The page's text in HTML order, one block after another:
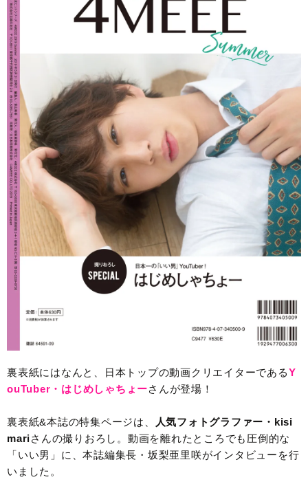
裏表紙にはなんと、日本トップの動画クリエイターであるY
ouTuber・はじめしゃちょーさんが登場！
裏表紙&本誌の特集ページは、
人気フォトグラファー・kisi
mariさんの撮りおろし。動画を離れたところでも圧倒的な
「いい男」に、本誌編集長・坂梨亜里咲がインタビューを行
いました。